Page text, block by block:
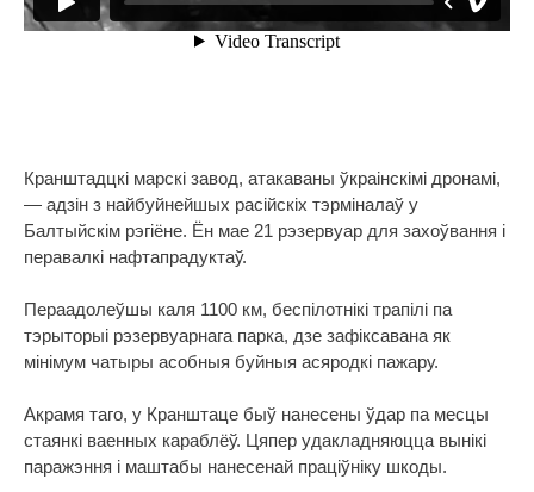
Кранштадцкі марскі завод, атакаваны ўкраінскімі дронамі,
— адзін з найбуйнейшых расійскіх тэрміналаў у
Балтыйскім рэгіёне. Ён мае 21 рэзервуар для захоўвання і
перавалкі нафтапрадуктаў.
Пераадолеўшы каля 1100 км, беспілотнікі трапілі па
тэрыторыі рэзервуарнага парка, дзе зафіксавана як
мінімум чатыры асобныя буйныя асяродкі пажару.
Акрамя таго, у Кранштаце быў нанесены ўдар па месцы
стаянкі ваенных караблёў. Цяпер удакладняюцца вынікі
паражэння і маштабы нанесенай праціўніку шкоды.